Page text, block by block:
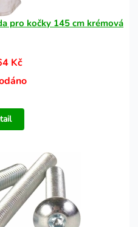
pro kočky 145 cm krémová
Kč